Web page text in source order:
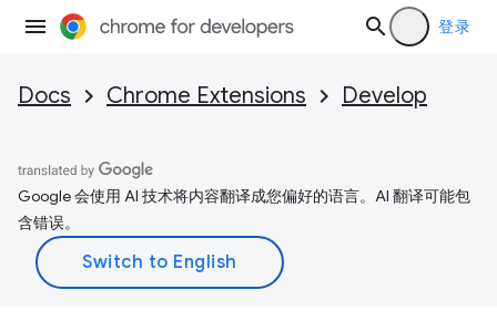
登录
Docs Chrome Extensions Develop
Google 会使用 AI 技术将内容翻译成您偏好的语言。AI 翻译可能包
含错误。